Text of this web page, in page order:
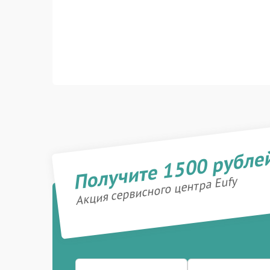
Получите 1500
Акция сервисного центра Eufy